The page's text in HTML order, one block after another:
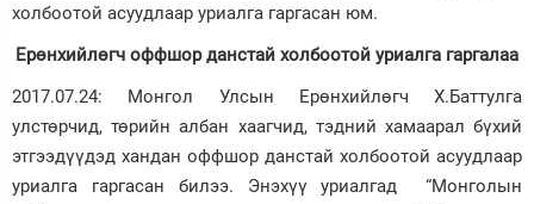
холбоотой асуудлаар уриалга гаргасан юм.
Ерөнхийлөгч оффшор данстай холбоотой уриалга гаргалаа
2017.07.24: Монгол Улсын Ерөнхийлөгч Х.Баттулга
улстөрчид, төрийн албан хаагчид, тэдний хамаарал бүхий
этгээдүүдэд хандан оффшор данстай холбоотой асуудлаар
уриалга гаргасан билээ. Энэхүү уриалгад “Монголын